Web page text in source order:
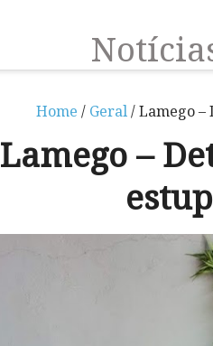
Home / Geral/ Lamego
Lamego –